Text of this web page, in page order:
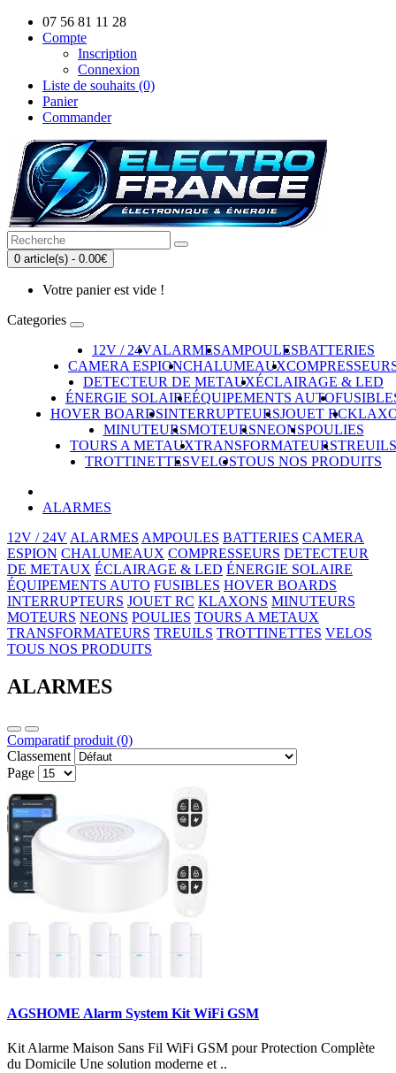
07 56 81 11 28
Compte
Inscription
Connexion
Liste de souhaits (0)
Panier
Commander
0 article(s) - 0.00€
Votre panier est vide !
Categories
12V / 24VALARMESAMPOULESBATTERIES
CAMERA ESPIONCHALUMEAUX
DETECTEUR DE METAUXÉCLAIRAGE & LED
ÉNERGIE SOLAIREÉQUIPEMENTS AUTO
HOVER BOARDSINTERRUPTEURSJOUET RC
MINUTEURSMOTEURSNEONSPOULIES
TOURS A METAUXTRANSFORMATEURSTREUILS
TROTTINETTESVELOSTOUS NOS PRODUITS
ALARMES
12V / 24V ALARMES AMPOULES BATTERIES CAMERA
ESPION CHALUMEAUX COMPRESSEURS DETECTEUR
DE METAUX ÉCLAIRAGE & LED ÉNERGIE SOLAIRE
ÉQUIPEMENTS AUTO FUSIBLES HOVER BOARDS
INTERRUPTEURS JOUET RC KLAXONS MINUTEURS
MOTEURS NEONS POULIES TOURS A METAUX
TRANSFORMATEURS TREUILS TROTTINETTES VELOS
TOUS NOS PRODUITS
ALARMES
Comparatif produit (0)
Classement
Page
AGSHOME Alarm System Kit WiFi GSM
Kit Alarme Maison Sans Fil WiFi GSM pour Protection Complète
du Domicile Une solution moderne et ..